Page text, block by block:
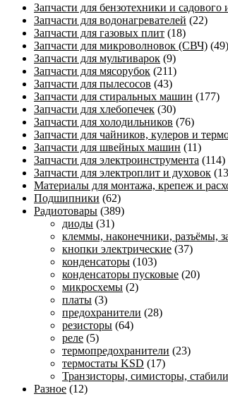
Запчасти для бензотехники и садового
Запчасти для водонагревателей (22)
Запчасти для газовых плит (18)
Запчасти для микроволновок (СВЧ) (49)
Запчасти для мультиварок (9)
Запчасти для мясорубок (211)
Запчасти для пылесосов (43)
Запчасти для стиральных машин (177)
Запчасти для хлебопечек (30)
Запчасти для холодильников (76)
Запчасти для чайников, кулеров и
Запчасти для швейных машин (11)
Запчасти для электроинструмента (114)
Запчасти для электроплит и духовок
Материалы для монтажа, крепеж и
Подшипники (62)
Радиотовары (389)
диоды (31)
клеммы, наконечники, разъёмы,
кнопки электрические (37)
конденсаторы (103)
конденсаторы пусковые (20)
микросхемы (2)
платы (3)
предохранители (28)
резисторы (64)
реле (5)
термопредохранители (23)
термостаты KSD (17)
Транзисторы, симисторы,
Разное (12)